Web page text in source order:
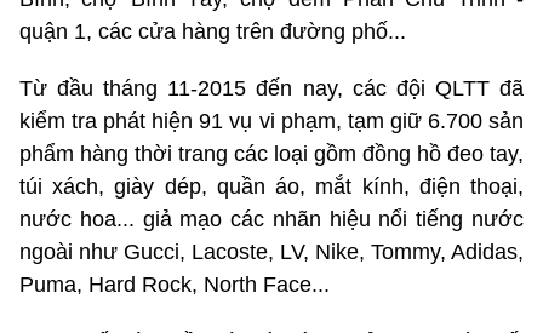
quận 1, các cửa hàng trên đường phố...
Từ đầu tháng 11-2015 đến nay, các đội QLTT đã
kiểm tra phát hiện 91 vụ vi phạm, tạm giữ 6.700 sản
phẩm hàng thời trang các loại gồm đồng hồ đeo tay,
túi xách, giày dép, quần áo, mắt kính, điện thoại,
nước hoa... giả mạo các nhãn hiệu nổi tiếng nước
ngoài như Gucci, Lacoste, LV, Nike, Tommy, Adidas,
Puma, Hard Rock, North Face...